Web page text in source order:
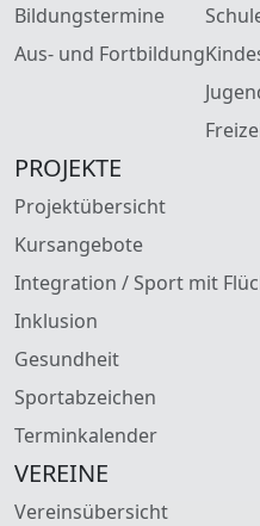
Bildungstermine
Aus- und Fortbildung
PROJEKTE
Projektübersicht
Kursangebote
Integration / Sport mit
Inklusion
Gesundheit
Sportabzeichen
Terminkalender
VEREINE
Vereinsübersicht